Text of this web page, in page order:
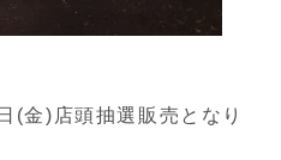
(金)店頭抽選販売となり